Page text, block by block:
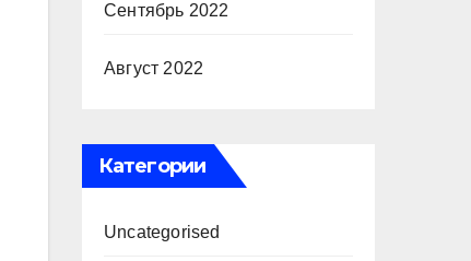
Сентябрь 2022
Август 2022
Категории
Uncategorised